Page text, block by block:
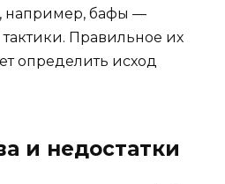
например, бафы —
Правильное их
определить исход
и недостатки